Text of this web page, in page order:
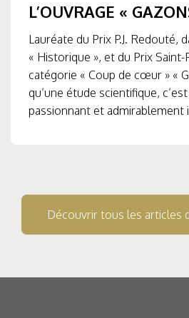
L’OUVRAGE «
Lauréate du Prix P.J. Redouté,
« Historique », et du Prix Saint-
catégorie « Coup de cœur » «
qu’une étude scientifique,
passionnant et admirablement
Découvrir tous les articles